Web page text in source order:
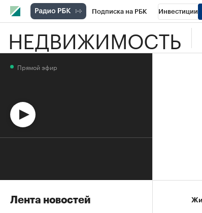
Подписка на РБК Инвестиции
Спорт Школа управления РБК
НЕДВИЖИМОСТЬ
Прямой эфир
Лента новостей